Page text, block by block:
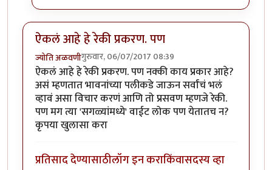
ऐकलं आहे हे रेकी प्रकरण. पण
ज्योति अळवणीगुरुवार, 06/07/2017 08:39
ऐकलं आहे हे रेकी प्रकरण. पण नक्की काय प्रकार आहे?
असं म्हणतात भावनांच्या पलीकडे जाऊन सर्वांचं भलं
व्हावं असा विचार करणं आणि तो प्रसवण म्हणजे रेकी.
पण मग त्या 'सगळ्यांमध्ये' वाईट लोक पण येतातच न?
कृपया खुलासा करा
प्रतिसाद देण्यासाठीलॉग इन कराकिंवासदस्य व्हा